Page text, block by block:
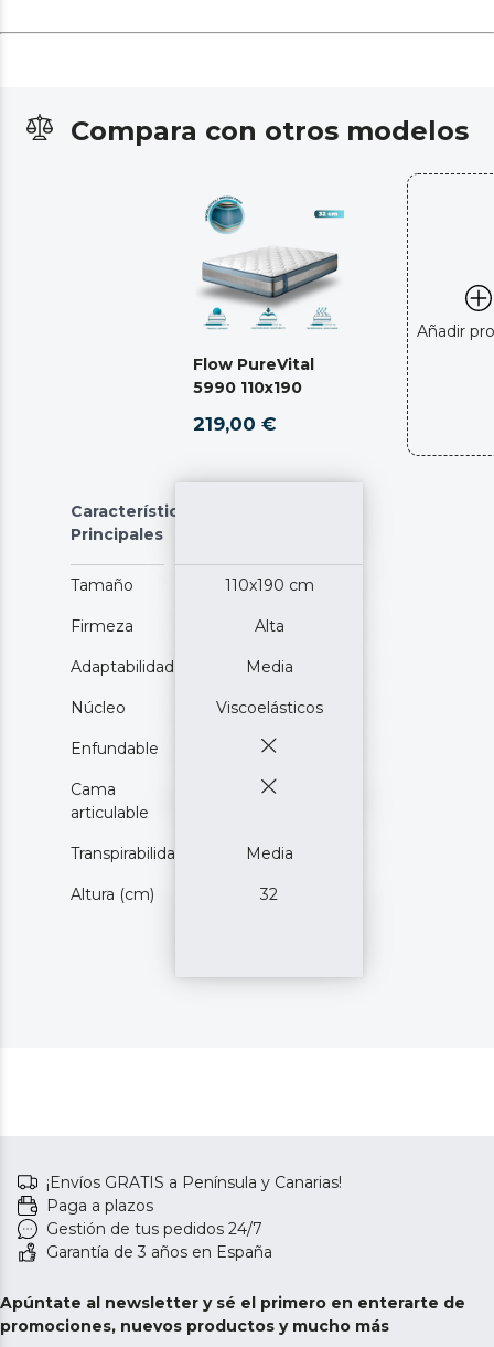
Compara con otros modelos
Flow PureVital
5990 110x190
219,00 €
Añadir
Características
Principales
Tamaño 110x190 cm
Firmeza Alta
Adaptabilidad Media
Núcleo Viscoelásticos
Enfundable
Cama
articulable
Transpirabilidad Media
Altura (cm) 32
¡Envíos GRATIS a Península y Canarias!
Paga a plazos
Gestión de tus pedidos 24/7
Garantía de 3 años en España
Apúntate al newsletter y sé el primero en enterarte de
promociones, nuevos productos y mucho más